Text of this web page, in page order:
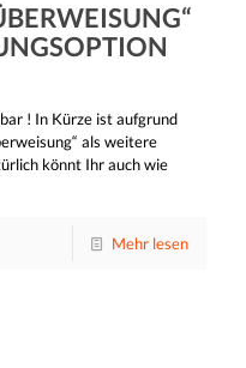
! In Kürze ist aufgrund
als weitere
könnt Ihr auch wie
Mehr lesen